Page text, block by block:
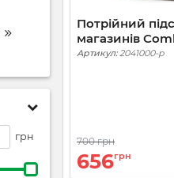
грн
Потрійний
магазинів
Cordura 1000.
Артикул:2041000-p
700 грн
656грн